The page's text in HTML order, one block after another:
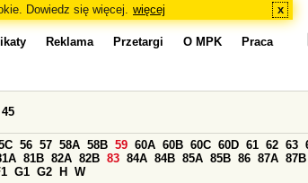
Dowiedz się więcej. więcej x
Reklama Przetargi O MPK Praca
45
56 57 58A 58B 59 60A 60B 60C 60D 61 62 63
81B 82A 82B 83 84A 84B 85A 85B 86 87A 87B
G1 G2 H W